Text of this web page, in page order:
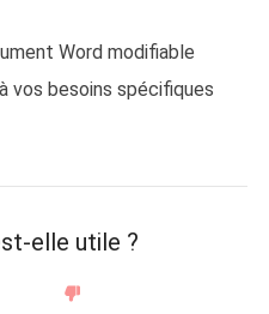
Word modifiable
vos besoins spécifiques
elle utile ?